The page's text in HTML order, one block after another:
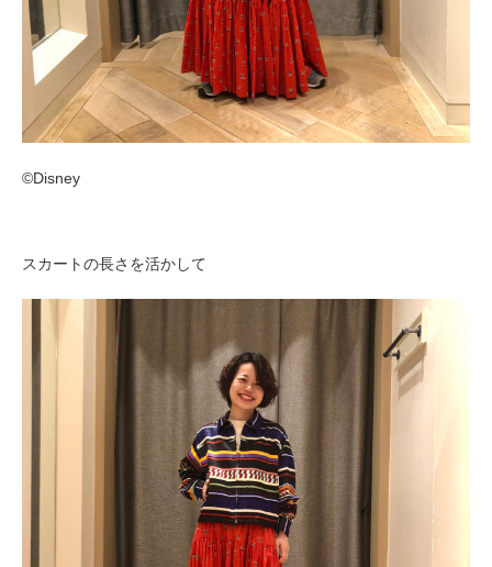
©︎Disney
スカートの長さを活かして